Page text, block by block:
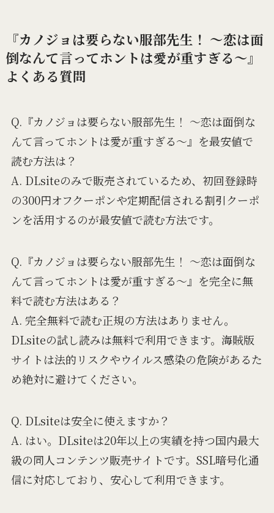
『カノジョは要らない服部先生！ ～恋は面
倒なんて言ってホントは愛が重すぎる～』
よくある質問
Q.『カノジョは要らない服部先生！ ～恋は面倒な
んて言ってホントは愛が重すぎる～』を最安値で
読む方法は？
A. DLsiteのみで販売されているため、初回登録時
の300円オフクーポンや定期配信される割引クーポ
ンを活用するのが最安値で読む方法です。
Q.『カノジョは要らない服部先生！ ～恋は面倒な
んて言ってホントは愛が重すぎる～』を完全に無
料で読む方法はある？
A. 完全無料で読む正規の方法はありません。
DLsiteの試し読みは無料で利用できます。海賊版
サイトは法的リスクやウイルス感染の危険があるた
め絶対に避けてください。
Q. DLsiteは安全に使えますか？
A. はい。DLsiteは20年以上の実績を持つ国内最大
級の同人コンテンツ販売サイトです。SSL暗号化通
信に対応しており、安心して利用できます。